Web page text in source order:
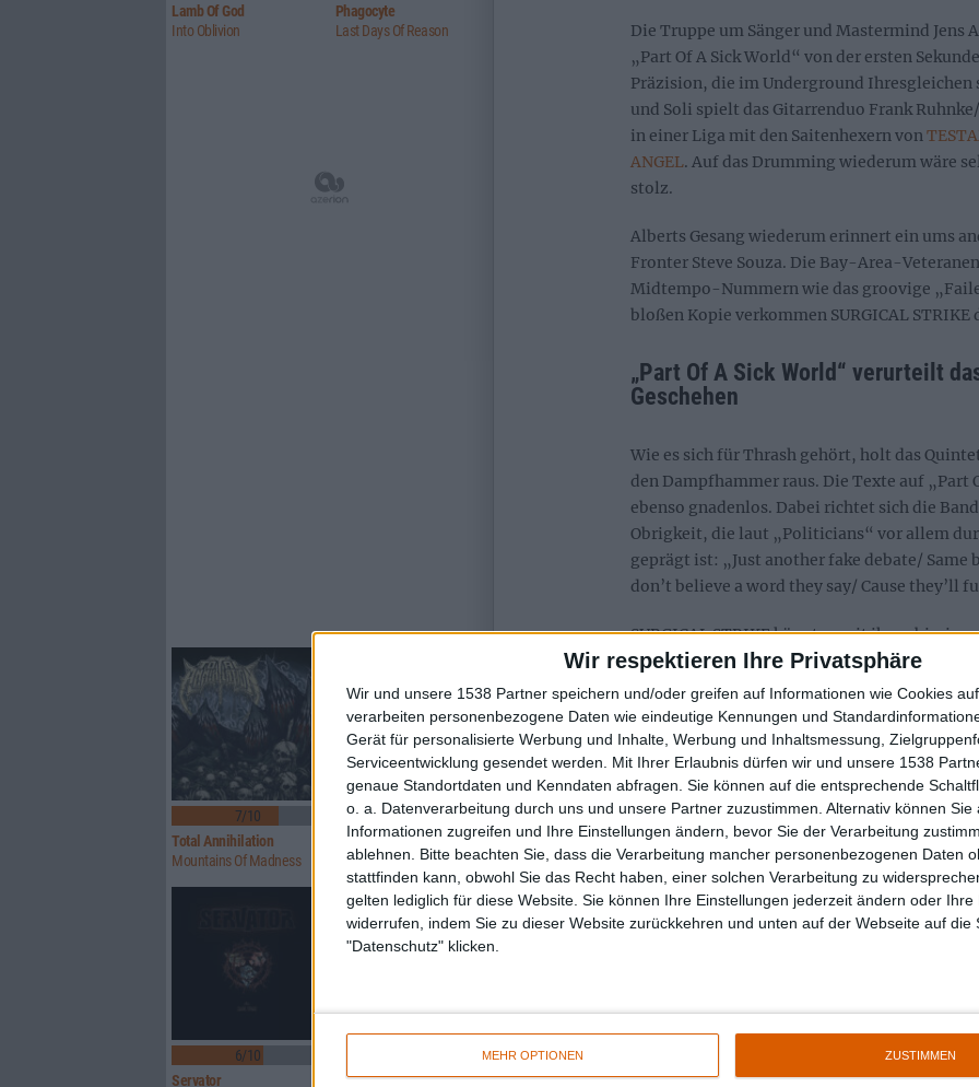
Wir respektieren Ihre Privatsphäre
Wir und unsere 1538 Partner speichern und/oder greifen auf Informationen wie Cookies
verarbeiten personenbezogene Daten wie eindeutige Kennungen und
Gerät für personalisierte Werbung und Inhalte, Werbung und Inhaltsmessung,
Serviceentwicklung gesendet werden.
Mit Ihrer Erlaubnis dürfen wir und unsere 1538
genaue Standortdaten und Kenndaten abfragen. Sie können auf die entsprechende
o. a. Datenverarbeitung durch uns und unsere Partner zuzustimmen. Alternativ können Sie
Informationen zugreifen und Ihre Einstellungen ändern, bevor Sie der Verarbeitung
ablehnen.
Bitte beachten Sie, dass die Verarbeitung mancher personenbezogenen Daten
stattfinden kann, obwohl Sie das Recht haben, einer solchen Verarbeitung zu
gelten lediglich für diese Website. Sie können Ihre Einstellungen jederzeit ändern oder Ihre
widerrufen, indem Sie zu dieser Website zurückkehren und unten auf der Webseite auf die
"Datenschutz" klicken.
MEHR OPTIONEN ZUSTIMMEN
Die Truppe um Sänger und Mastermind Jens
„Part Of A Sick World“ von der ersten
Präzision, die im Underground Ihresgleichen
und Soli spielt das Gitarrenduo Frank
in einer Liga mit den Saitenhexern von
ANGEL. Auf das Drumming wiederum wäre
stolz.
Alberts Gesang wiederum erinnert ein ums
Fronter Steve Souza. Die Bay-Area-
Midtempo-Nummern wie das groovige
bloßen Kopie verkommen SURGICAL
„Part Of A Sick World“ verurteilt
Geschehen
Wie es sich für Thrash gehört, holt das
den Dampfhammer raus. Die Texte auf „Part
ebenso gnadenlos. Dabei richtet sich die
Obrigkeit, die laut „Politicians“ vor allem
geprägt ist: „Just another fake debate/ Same
don’t believe a word they say/ Cause they’ll
SURGICAL STRIKE könnten mit ihren
an der aktuellen Gesellschaftslage sein. Ein
aktuellen Wahldebakels in Thüringen zeigt
Kampf mit inneren Dämonen findet auf dem
stampfenden „Below Zero“ etwa heißt es: „I
strees, an addict on the hunt/ Need to get
my god, what have I done?“ SURGICAL
in jeglicher Hinsicht als Weckruf an die
Individuum, sein Leben in die Hand zu
Dabei verzichtet die Band darauf, den
erheben. Hier geht es nur darum, seiner Wut
Lamb Of God
Into Oblivion
Phagocyte
Last Days Of Reason
7/10
Total Annihilation
Mountains Of Madness
8/10
Transilvania
Magia Posthuma
6/10
Servator
Wildhunt